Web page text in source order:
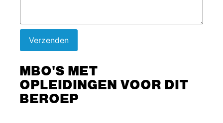
Verzenden
MBO'S MET
OPLEIDINGEN VOOR DIT
BEROEP